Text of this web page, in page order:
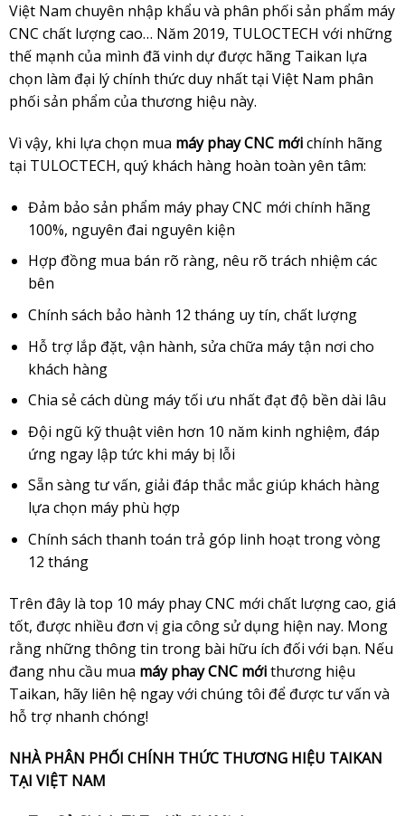
Việt Nam chuyên nhập khẩu và phân phối sản phẩm máy
CNC chất lượng cao… Năm 2019, TULOCTECH với những
thế mạnh của mình đã vinh dự được hãng Taikan lựa
chọn làm đại lý chính thức duy nhất tại Việt Nam phân
phối sản phẩm của thương hiệu này.
Vì vậy, khi lựa chọn mua máy phay CNC mớichính hãng
tại TULOCTECH, quý khách hàng hoàn toàn yên tâm:
Đảm bảo sản phẩm máy phay CNC mới chính hãng
100%, nguyên đai nguyên kiện
Hợp đồng mua bán rõ ràng, nêu rõ trách nhiệm các
bên
Chính sách bảo hành 12 tháng uy tín, chất lượng
Hỗ trợ lắp đặt, vận hành, sửa chữa máy tận nơi cho
khách hàng
Chia sẻ cách dùng máy tối ưu nhất đạt độ bền dài lâu
Đội ngũ kỹ thuật viên hơn 10 năm kinh nghiệm, đáp
ứng ngay lập tức khi máy bị lỗi
Sẵn sàng tư vấn, giải đáp thắc mắc giúp khách hàng
lựa chọn máy phù hợp
Chính sách thanh toán trả góp linh hoạt trong vòng
12 tháng
Trên đây là top 10 máy phay CNC mới chất lượng cao, giá
tốt, được nhiều đơn vị gia công sử dụng hiện nay. Mong
rằng những thông tin trong bài hữu ích đối với bạn. Nếu
đang nhu cầu mua máy phay CNC mớithương hiệu
Taikan, hãy liên hệ ngay với chúng tôi để được tư vấn và
hỗ trợ nhanh chóng!
NHÀ PHÂN PHỐI CHÍNH THỨC THƯƠNG HIỆU TAIKAN
TẠI VIỆT NAM